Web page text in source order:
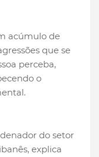
acúmulo de
que se
perceba,
o
do setor
explica